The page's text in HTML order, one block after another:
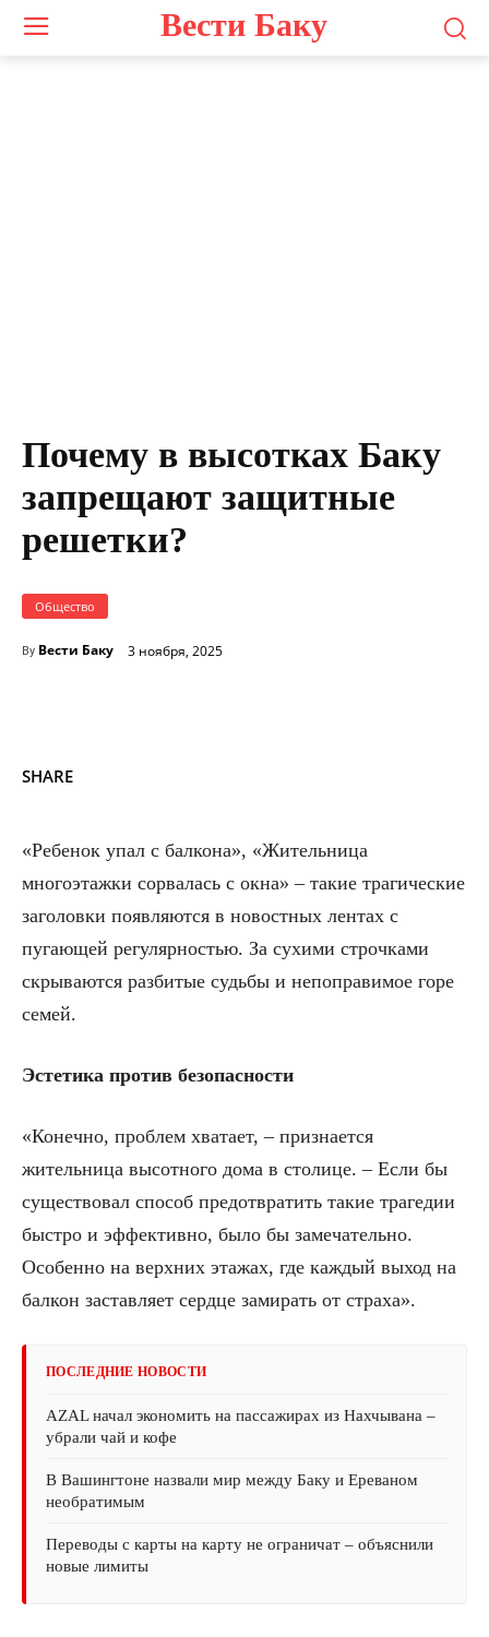
Вести Баку
Почему в высотках Баку
запрещают защитные
решетки?
Общество
By Вести Баку 3 ноября, 2025
SHARE
«Ребенок упал с балкона», «Жительница
многоэтажки сорвалась с окна» – такие трагические
заголовки появляются в новостных лентах с
пугающей регулярностью. За сухими строчками
скрываются разбитые судьбы и непоправимое горе
семей.
Эстетика против безопасности
«Конечно, проблем хватает, – признается
жительница высотного дома в столице. – Если бы
существовал способ предотвратить такие трагедии
быстро и эффективно, было бы замечательно.
Особенно на верхних этажах, где каждый выход на
балкон заставляет сердце замирать от страха».
ПОСЛЕДНИЕ НОВОСТИ
AZAL начал экономить на пассажирах из Нахчывана –
убрали чай и кофе
В Вашингтоне назвали мир между Баку и Ереваном
необратимым
Переводы с карты на карту не ограничат – объяснили
новые лимиты